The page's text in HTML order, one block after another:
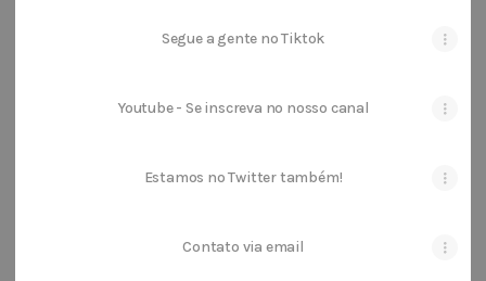
Segue a gente no Tiktok
Youtube - Se inscreva no nosso canal
Estamos no Twitter também!
Contato via email